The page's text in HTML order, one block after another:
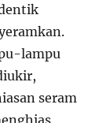
lampu
seram